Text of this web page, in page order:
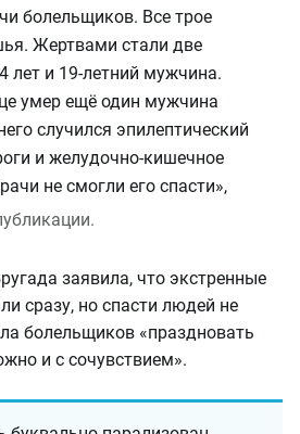
болельщиков. Все трое
Жертвами стали две
лет и 19-летний мужчина.
умер ещё один мужчина
случился эпилептический
и желудочно-кишечное
не смогли его спасти»,
заявила, что экстренные
сразу, но спасти людей не
болельщиков «праздновать
и с сочувствием».